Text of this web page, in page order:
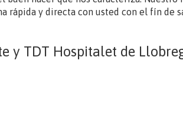
rápida y directa con usted con el fín de
y TDT Hospitalet de